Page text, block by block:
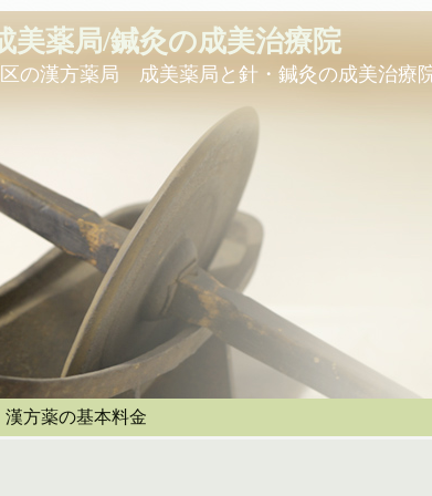
美薬局/鍼灸の成美治療院
の漢方薬局 成美薬局と針・鍼灸の成美治療院
漢方薬の基本料金